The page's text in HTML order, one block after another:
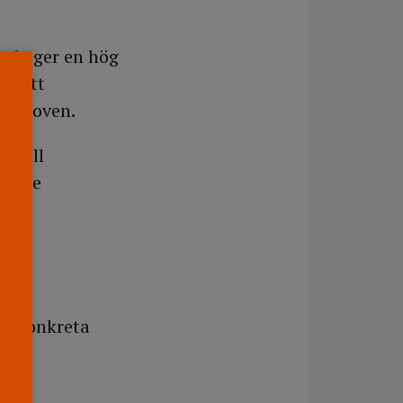
ger en hög
att
proven.
till
inte
konkreta